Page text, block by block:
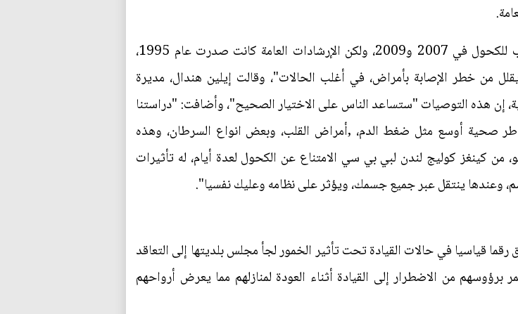
وكانj الهيئة أصدرت إرشادات تخص تناول الحوامل والشباب للكحول في 2007 و2009، ولكن الإرشادات العامة كانت صدرت عام 1995،
من خطر الإصابة بأمراض، في أغلب الحالات"، وقالت إيلين هندال، مديرة
إن هذه التوصيات "ستساعد الناس على الاختيار الصحيح"، وأضافت: "دراستنا
صحية أوسع مثل ضغط الدم، ,أمراض القلب، وبعض انواع السرطان، وهذه
من كينغز كوليج لندن لبي بي سي الامتناع عن الكحول لعدة أيام، له تأثيرات
وعندها ينتقل عبر جميع جسمك، ويؤثر على نظامه وعليك نفسيا".
قياسيا في حالات القيادة تحت تأثير الخمور لجأ مجلس بلديتها إلى التعاقد
من الاضطرار إلى القيادة أثناء العودة لمنازلهم مما يعرض أرواحهم